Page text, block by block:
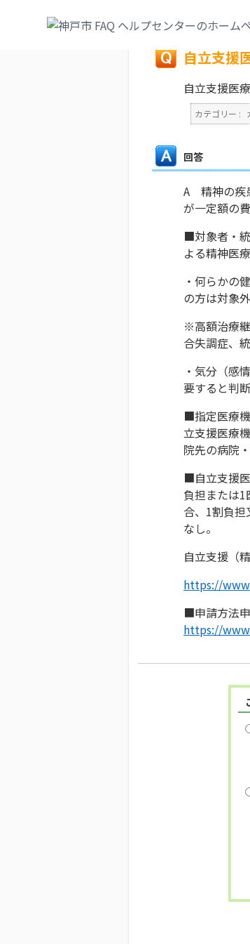
戻る
自立支援
自立支援医
カテゴリー :
回答
A 精神の疾
が一定額の
■対象者・
よる精神医
・何らかの
の方は対象
※高額治療
合失調症、
・気分（感
要すると判
■指定医療
立支援医療
院先の病院
■自立支援
負担または
合、1割負
なし。
自立支援（
https://
■申請方法
https://